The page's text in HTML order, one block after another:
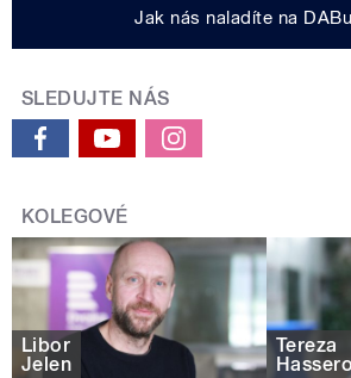
Jak nás naladíte na DABu
SLEDUJTE NÁS
KOLEGOVÉ
Libor
Jelen
Tereza